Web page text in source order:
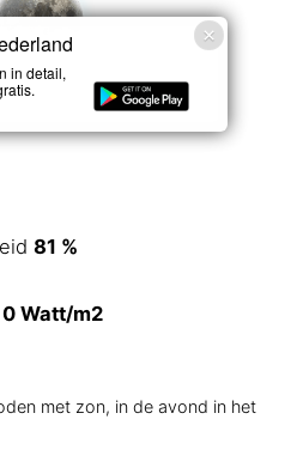
81 %
0 Watt/m2
met zon, in de avond in het
in detail,